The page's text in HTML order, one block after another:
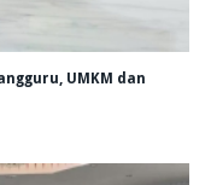
UMKM dan